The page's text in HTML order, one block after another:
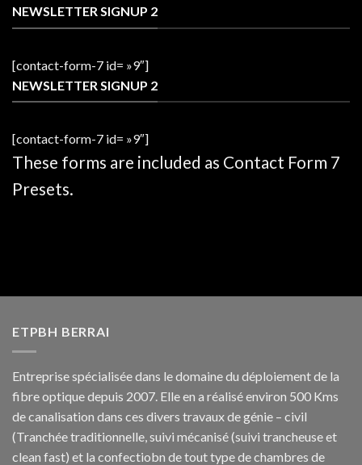
NEWSLETTER SIGNUP 2
[contact-form-7 id= »9″]
NEWSLETTER SIGNUP 2
[contact-form-7 id= »9″]
These forms are included as Contact Form 7
Presets.
ETPBH BERRAI
Entreprise spécialisée dans le domaine du déploiement de la
fibre optique depuis 2007. Elle en a réalisé environ 500 Kms
de canalisation dans ces divers travaux de génie – civil
(Tranchée traditionnelle, suivi mécanisé (suivi trancheuse et
clean fast) et la confectiobn de tout type de chambres de